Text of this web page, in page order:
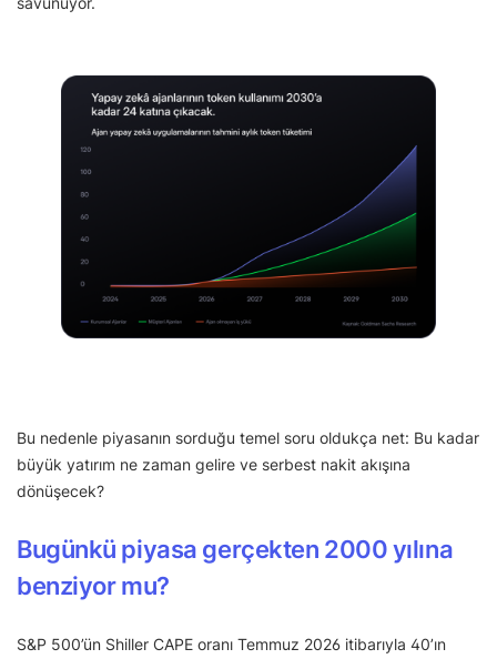
Bu nedenle piyasanın sorduğu temel soru oldukça net: Bu kadar
büyük yatırım ne zaman gelire ve serbest nakit akışına
dönüşecek?
Bugünkü piyasa gerçekten 2000 yılına
benziyor mu?
S&P 500’ün Shiller CAPE oranı Temmuz 2026 itibarıyla 40’ın